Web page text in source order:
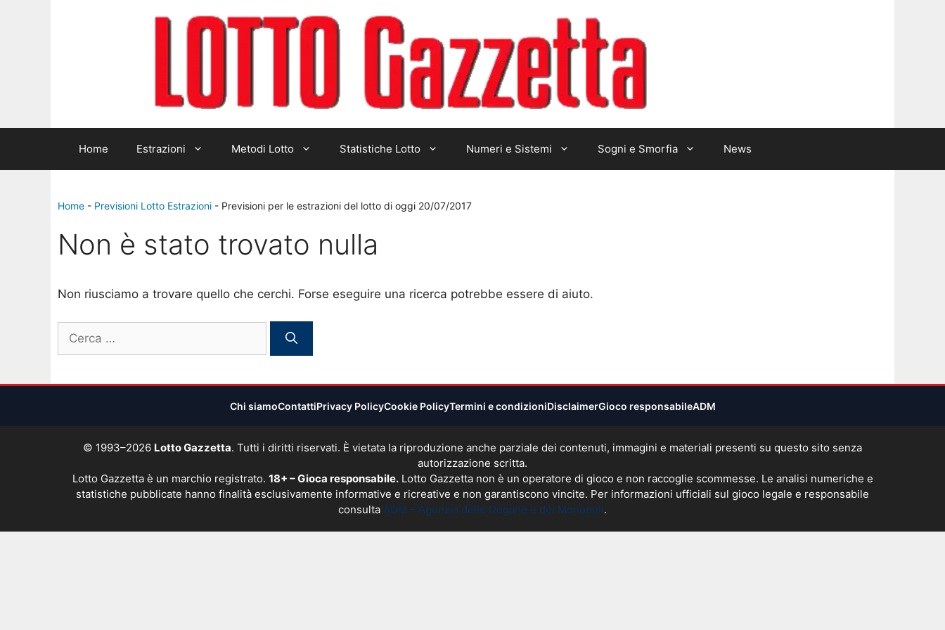
Home Estrazioni Metodi Lotto Statistiche Lotto Numeri e Sistemi Sogni e Smorfia News
Home - Previsioni Lotto Estrazioni - Previsioni per le estrazioni del lotto di oggi 20/07/2017
Non è stato trovato nulla
Non riusciamo a trovare quello che cerchi. Forse eseguire una ricerca potrebbe essere di aiuto.
per:
Chi siamoContattiPrivacy PolicyCookie PolicyTermini e condizioniDisclaimerGioco responsabileADM
© 1993–2026 Lotto Gazzetta. Tutti i diritti riservati. È vietata la riproduzione anche parziale dei contenuti, immagini e materiali presenti su questo sito senza
autorizzazione scritta.
Lotto Gazzetta è un marchio registrato. 18+ – Gioca responsabile.Lotto Gazzetta non è un operatore di gioco e non raccoglie scommesse. Le analisi numeriche e
statistiche pubblicate hanno finalità esclusivamente informative e ricreative e non garantiscono vincite. Per informazioni ufficiali sul gioco legale e responsabile
consulta ADM – Agenzia delle Dogane e dei Monopoli.